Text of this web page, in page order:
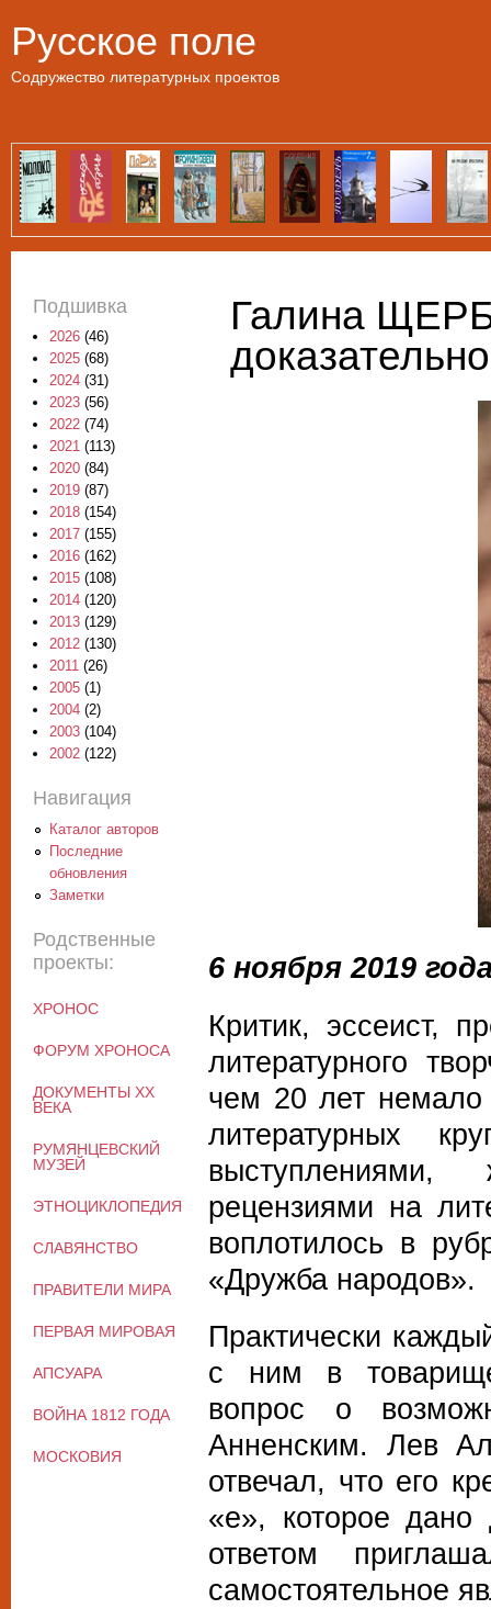
Русское поле
Содружество литературных проектов
Галина
6 ноября 2019
Критик, эссеист,
литературного
чем 20 лет немало
литературных
рецензиями на
воплотилось в
«Дружба народов».
Практически
с ним в
вопрос о
Анненским. Лев
отвечал, что его
«е», которое дано
ответом
самостоятельное
Подшивка
2026 (46)
2025 (68)
2024 (31)
2023 (56)
2022 (74)
2021 (113)
2020 (84)
2019 (87)
2018 (154)
2017 (155)
2016 (162)
2015 (108)
2014 (120)
2013 (129)
2012 (130)
2011 (26)
2005 (1)
2004 (2)
2003 (104)
2002 (122)
Навигация
Каталог авторов
Последние
обновления
Заметки
Родственные
проекты:
ХРОНОС
ФОРУМ ХРОНОСА
ДОКУМЕНТЫ XX
ВЕКА
РУМЯНЦЕВСКИЙ
МУЗЕЙ
ЭТНОЦИКЛОПЕДИЯ
СЛАВЯНСТВО
ПРАВИТЕЛИ МИРА
ПЕРВАЯ МИРОВАЯ
АПСУАРА
ВОЙНА 1812 ГОДА
МОСКОВИЯ